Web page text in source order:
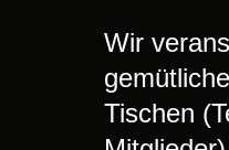
Wir
Tischen